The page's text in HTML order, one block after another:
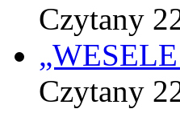
Czytany
Czytany